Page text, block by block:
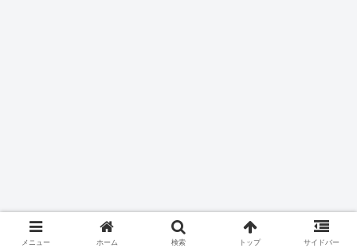
メニュー ホーム 検索 トップ サイドバー